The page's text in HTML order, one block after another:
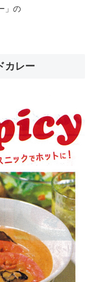
」の
カレー